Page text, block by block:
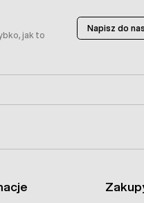
jak to
Napisz do nas